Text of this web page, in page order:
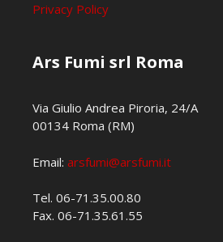
Privacy Policy
Ars Fumi srl Roma
Via Giulio Andrea Piroria, 24/A
00134 Roma (RM)
Email: arsfumi@arsfumi.it
Tel. 06-71.35.00.80
Fax. 06-71.35.61.55